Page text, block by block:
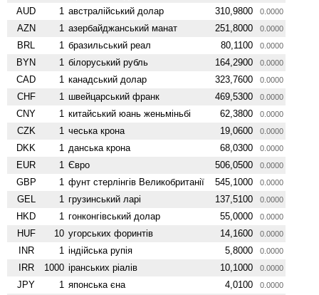
AUD 1 австралійський долар 310,9800 0.0000
AZN 1 азербайджанський манат 251,8000 0.0000
BRL 1 бразильський реал 80,1100 0.0000
BYN 1 білоруський рубль 164,2900 0.0000
CAD 1 канадський долар 323,7600 0.0000
CHF 1 швейцарський франк 469,5300 0.0000
CNY 1 китайський юань женьмiньбi 62,3800 0.0000
CZK 1 чеська крона 19,0600 0.0000
DKK 1 данська крона 68,0300 0.0000
EUR 1 Євро 506,0500 0.0000
GBP 1 фунт стерлінгів Велико­британії 545,1000 0.0000
GEL 1 грузинський ларі 137,5100 0.0000
HKD 1 гонконгівський долар 55,0000 0.0000
HUF 10 угорських форинтів 14,1600 0.0000
INR 1 індійська рупія 5,8000 0.0000
IRR 1000 іранських ріалів 10,1000 0.0000
JPY 1 японська єна 4,0100 0.0000